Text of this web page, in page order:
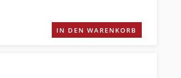
IN DEN WARENKORB